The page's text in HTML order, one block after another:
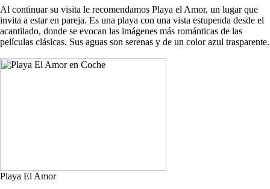
Al continuar su visita le recomendamos Playa el Amor, un lugar que
invita a estar en pareja. Es una playa con una vista estupenda desde el
acantilado, donde se evocan las imágenes más románticas de las
películas clásicas. Sus aguas son serenas y de un color azul trasparente.
Playa El Amor